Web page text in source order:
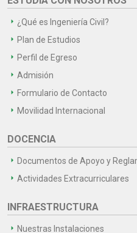
¿Qué es Ingeniería Civil?
Plan de Estudios
Perfil de Egreso
Admisión
Formulario de Contacto
Movilidad Internacional
DOCENCIA
Documentos de Apoyo y
Actividades Extracurriculares
INFRAESTRUCTURA
Nuestras Instalaciones